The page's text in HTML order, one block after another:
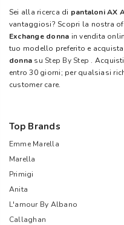
Sei alla ricerca di pantaloni AX
vantaggiosi? Scopri la nostra
Exchange donna in vendita
tuo modello preferito e acquista
donna suStep By Step .
entro 30 giorni; per qualsiasi
customer care.
Top Brands
Emme Marella
Marella
Primigi
Anita
L'amour By Albano
Callaghan